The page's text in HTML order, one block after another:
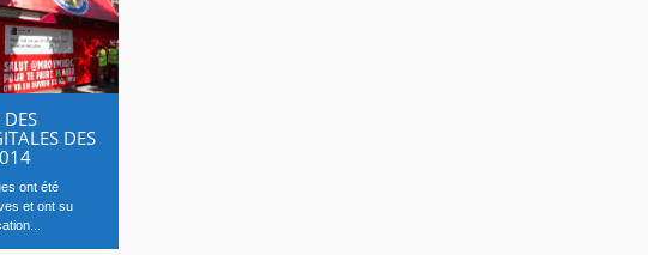
DES
DES
ont été
et ont su